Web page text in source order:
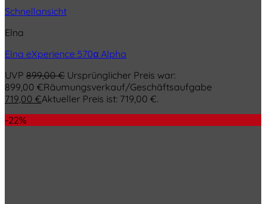
Schnellansicht
Elna
Elna eXperience 570α Alpha
UVP 899,00€ Ursprünglicher Preis war:
899,00 €Räumungsverkauf/Geschäftsaufgabe
719,00 €Aktueller Preis ist: 719,00 €.
-22%